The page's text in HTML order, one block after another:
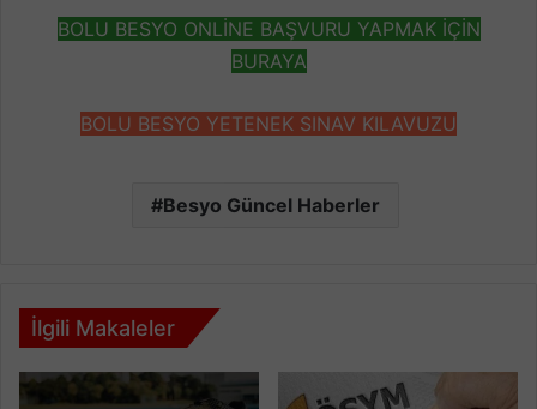
BOLU BESYO ONLİNE BAŞVURU YAPMAK İÇİN
BURAYA
BOLU BESYO YETENEK SINAV KILAVUZU
Besyo Güncel Haberler
İlgili Makaleler